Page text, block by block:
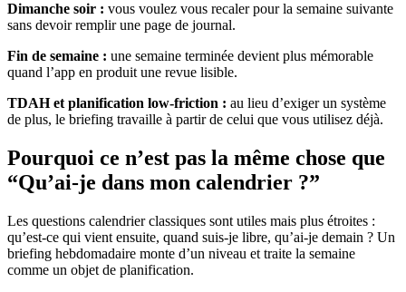
Dimanche soir : vous voulez vous recaler pour la semaine suivante
sans devoir remplir une page de journal.
Fin de semaine : une semaine terminée devient plus mémorable
quand l’app en produit une revue lisible.
TDAH et planification low-friction : au lieu d’exiger un système
de plus, le briefing travaille à partir de celui que vous utilisez déjà.
Pourquoi ce n’est pas la même chose que
“Qu’ai-je dans mon calendrier ?”
Les questions calendrier classiques sont utiles mais plus étroites :
qu’est-ce qui vient ensuite, quand suis-je libre, qu’ai-je demain ? Un
briefing hebdomadaire monte d’un niveau et traite la semaine
comme un objet de planification.